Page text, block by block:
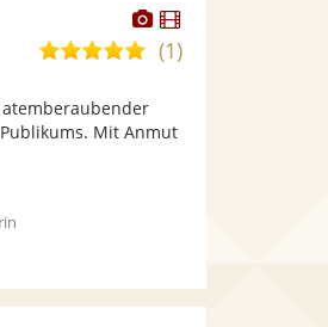
Dieser
Künstler
stellt
bereit.
Dieser
Künstler
5,0
5
Sternen
(1)
Mit Anmut